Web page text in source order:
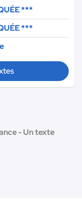
***
***
- Un texte